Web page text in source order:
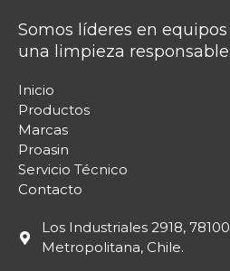
Somos líderes en
una limpieza responsable.
Inicio
Productos
Marcas
Proasin
Servicio Técnico
Contacto
Los Industriales 2918,
Metropolitana, Chile.